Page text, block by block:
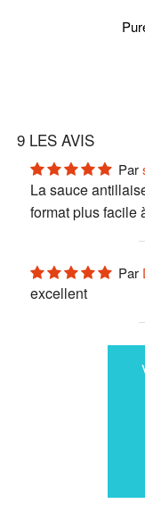
9LES AVIS
Par
La sauce
format plus facile
Par
excellent